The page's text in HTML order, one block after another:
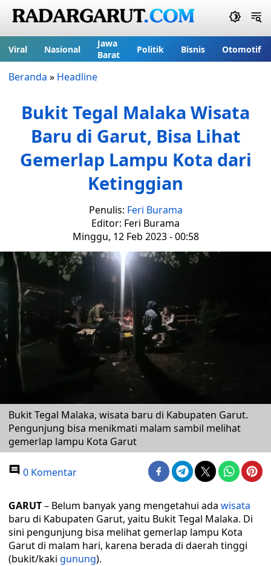
Viral Nasional
Jawa
Barat
Politik Bisnis Otomotif
Beranda » Headline
Bukit Tegal Malaka Wisata
Baru di Garut, Bisa Lihat
Gemerlap Lampu Kota dari
Ketinggian
Penulis: Feri Burama
Editor: Feri Burama
Minggu, 12 Feb 2023 - 00:58
Bukit Tegal Malaka, wisata baru di Kabupaten Garut.
Pengunjung bisa menikmati malam sambil melihat
gemerlap lampu Kota Garut
0 Komentar
GARUT– Belum banyak yang mengetahui ada wisata
baru di Kabupaten Garut, yaitu Bukit Tegal Malaka. Di
sini pengunjung bisa melihat gemerlap lampu Kota
Garut di malam hari, karena berada di daerah tinggi
(bukit/kaki gunung).